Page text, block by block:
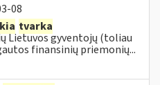
08
tvarka
Lietuvos gyventojų (toliau
finansinių priemonių...